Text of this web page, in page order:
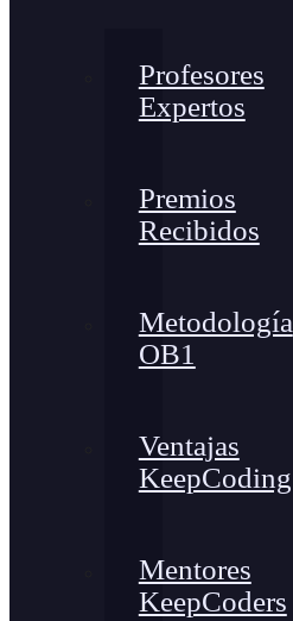
Profesores
Expertos
Premios
Recibidos
Metodología
OB1
Ventajas
KeepCoding
Mentores
KeepCoders